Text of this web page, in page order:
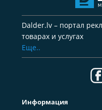
Dalder.lv – портал
товарах и услугах
Еще..
Информация